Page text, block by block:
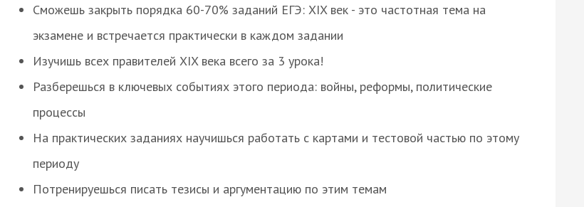
Сможешь закрыть порядка 60-70% заданий ЕГЭ: XIX век - это частотная тема на
экзамене и встречается практически в каждом задании
Изучишь всех правителей XIX века всего за 3 урока!
Разберешься в ключевых событиях этого периода: войны, реформы, политические
процессы
На практических заданиях научишься работать с картами и тестовой частью по этому
периоду
Потренируешься писать тезисы и аргументацию по этим темам